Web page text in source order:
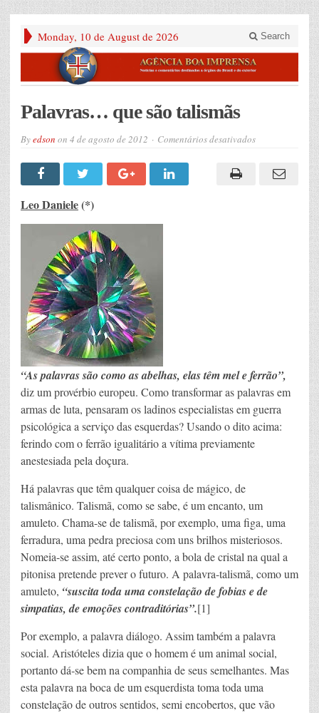
Monday, 10 de August de 2026 Search
Palavras… que são talismãs
Byedson on 4 de agosto de 2012 Comentários desativadosem
talismãs
Leo Daniele(*)
“Aspalavras são como as abelhas, elas têm mel e ferrão”,
diz um provérbio europeu. Como transformar as palavras em
armas de luta, pensaram os ladinos especialistas em guerra
psicológica a serviço das esquerdas? Usando o dito acima:
ferindo com o ferrão igualitário a vítima previamente
anestesiada pela doçura.
Há palavras que têm qualquer coisa de mágico, de
talismânico. Talismã, como se sabe, é um encanto, um
amuleto. Chama-se de talismã, por exemplo, uma figa, uma
ferradura, uma pedra preciosa com uns brilhos misteriosos.
Nomeia-se assim, até certo ponto, a bola de cristal na qual a
pitonisa pretende prever o futuro. A palavra-talismã, como um
amuleto, “suscita toda uma constelação de fobias e de
simpatias, de emoções contraditórias”.[1]
Por exemplo, a palavra diálogo. Assim também a palavra
social. Aristóteles dizia que o homem é um animal social,
portanto dá-se bem na companhia de seus semelhantes. Mas
esta palavra na boca de um esquerdista toma toda uma
constelação de outros sentidos, semi encobertos, que vão